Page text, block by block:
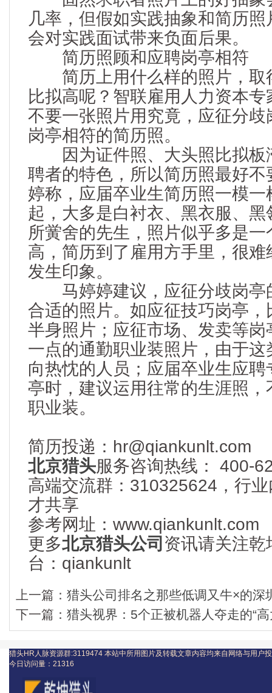
几率，但假如实践抽象和简历
会对实践面试带来负面后果。
简历照顾和应聘岗亭相符
简历上用什么样的照片，取
比拟高呢？智联雇用人力资本
不要一张照片用究竟，应征分
岗亭相符的简历照。
因为证件照、大头照比拟板
聘者的特色，所以简历照最好
婷称，应届卒业生简历照一模
起，大多是白衬衣、黑衣服、
所黉舍的先生，照片似乎多是
高，简历到了雇用方手里，很
发生印象。
马婷婷建议，应征分歧岗亭
合适的照片。如应征技巧岗亭
半身照片；应征市场、发卖等
一点的通勤职业装照片，由于
向热忱的人员；应届卒业生应
亭时，建议运用往常的生涯照
职业装。
简历投递：hr@qiankunlt.com
北京猎头服务咨询热线： 400-
高端交流群：310325624，行
才共享
参考网址：www.qiankunlt.com
更多北京猎头公司 资讯请关注
台：qiankunlt
上一篇： 猎头公司排名之那些低调又牛×的深
下一篇： 猎头视界：5个正被机器人夺走的“
猎头HR人脉资源群:3119474 本站中所用图片及转载文章内容均来自网络与用户
今日访问量： 21316